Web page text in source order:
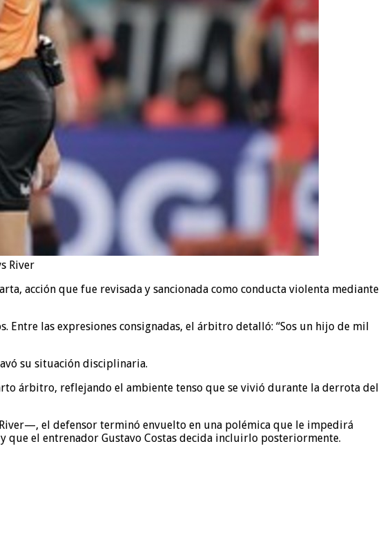
River
acción que fue revisada y sancionada como conducta violenta mediante
las expresiones consignadas, el árbitro detalló: “Sos un hijo de mil
su situación disciplinaria.
árbitro, reflejando el ambiente tenso que se vivió durante la derrota del
el defensor terminó envuelto en una polémica que le impedirá
que el entrenador Gustavo Costas decida incluirlo posteriormente.